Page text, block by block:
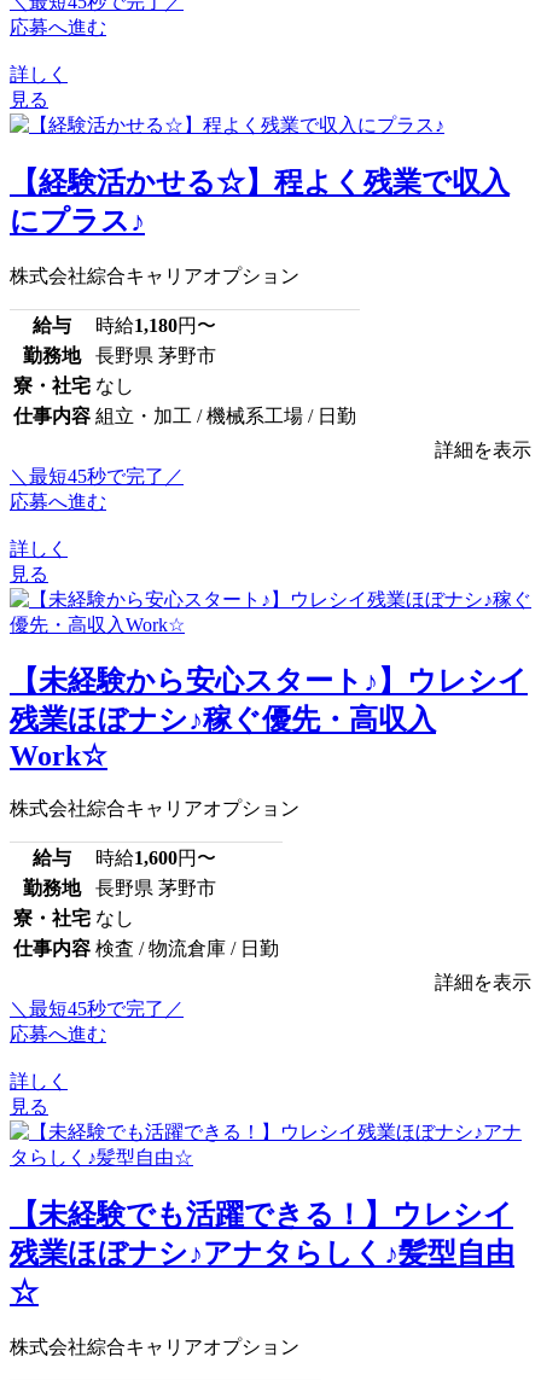
応募へ進む
詳しく
見る
【経験活かせる☆】程よく残業で収入
にプラス♪
株式会社綜合キャリアオプション
給与 時給1,180円〜
勤務地
長野県 茅野市
寮・社宅 なし
仕事内容 組立・加工 / 機械系工場 / 日勤
詳細を表示
＼最短45秒で完了／
応募へ進む
詳しく
見る
【未経験から安心スタート♪】ウレシイ
残業ほぼナシ♪稼ぐ優先・高収入
Work☆
株式会社綜合キャリアオプション
給与 時給1,600円〜
勤務地
長野県 茅野市
寮・社宅 なし
仕事内容 検査 / 物流倉庫 / 日勤
詳細を表示
＼最短45秒で完了／
応募へ進む
詳しく
見る
【未経験でも活躍できる！】ウレシイ
残業ほぼナシ♪アナタらしく♪髪型自由
☆
株式会社綜合キャリアオプション